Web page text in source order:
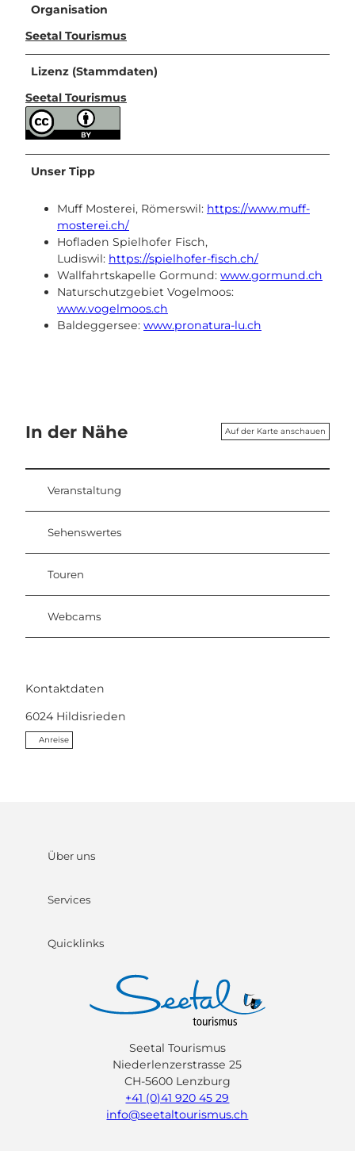
Organisation
Seetal Tourismus
Lizenz (Stammdaten)
Seetal Tourismus
Unser Tipp
Muff Mosterei, Römerswil: https://www.muff-
mosterei.ch/
Hofladen Spielhofer Fisch,
Ludiswil: https://spielhofer-fisch.ch/
Wallfahrtskapelle Gormund: www.gormund.ch
Naturschutzgebiet Vogelmoos:
www.vogelmoos.ch
Baldeggersee: www.pronatura-lu.ch
In der Nähe Auf der Karte anschauen
Veranstaltung
Sehenswertes
Touren
Webcams
Kontaktdaten
6024 Hildisrieden
Anreise
Über uns
Services
Quicklinks
Seetal Tourismus
Niederlenzerstrasse 25
CH-5600 Lenzburg
+41 (0)41 920 45 29
info@seetaltourismus.ch